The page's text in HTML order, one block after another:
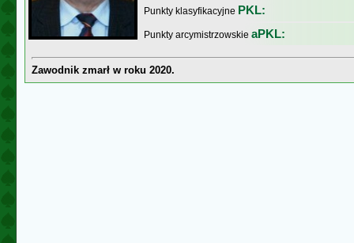
Punkty klasyfikacyjne PKL:
Punkty arcymistrzowskie aPKL:
Zawodnik zmarł w roku 2020.